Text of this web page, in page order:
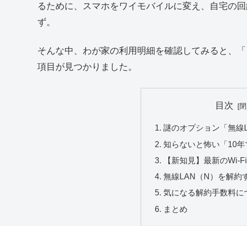
るために、スマホをワイモバイルに変え、自宅の
ず。
そんな中、わが家の利用明細を確認してみると、
項目が見つかりました。
目次
謎のオプション「無
知らないと怖い「10
【新知見】最新のWi-
無線LAN（N）を解約
気になる解約手数料に
まとめ